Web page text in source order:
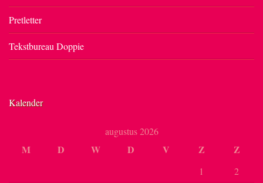
Pretletter
Tekstbureau Doppie
Kalender
augustus 2026
M D W D V Z Z
1 2